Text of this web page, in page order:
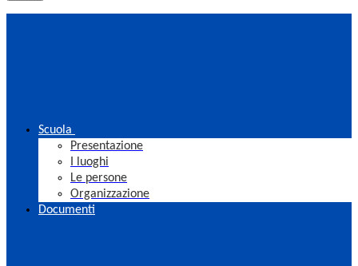
Scuola
Presentazione
I luoghi
Le persone
Organizzazione
Documenti